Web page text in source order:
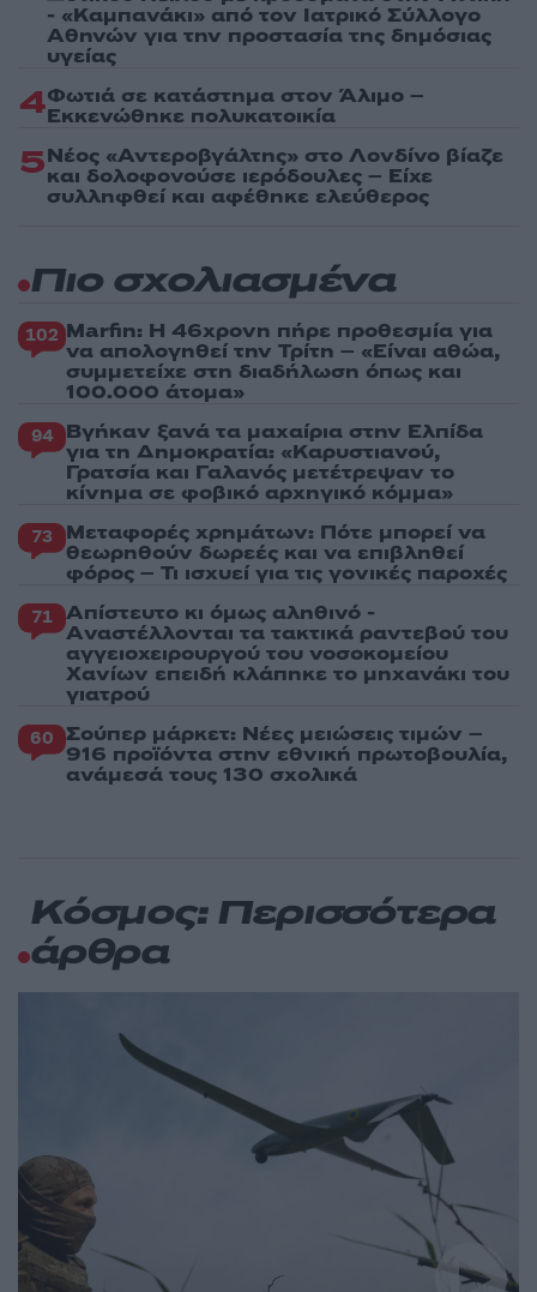
- «Καμπανάκι» από τον Ιατρικό Σύλλογο
Αθηνών για την προστασία της δημόσιας
υγείας
4Φωτιά σε κατάστημα στον Άλιμο –
Εκκενώθηκε πολυκατοικία
5Νέος «Αντεροβγάλτης» στο Λονδίνο βίαζε
και δολοφονούσε ιερόδουλες – Είχε
συλληφθεί και αφέθηκε ελεύθερος
Πιο σχολιασμένα
102 Marfin: Η 46χρονη πήρε προθεσμία για
να απολογηθεί την Τρίτη – «Είναι αθώα,
συμμετείχε στη διαδήλωση όπως και
100.000 άτομα»
94 Βγήκαν ξανά τα μαχαίρια στην Ελπίδα
για τη Δημοκρατία: «Καρυστιανού,
Γρατσία και Γαλανός μετέτρεψαν το
κίνημα σε φοβικό αρχηγικό κόμμα»
73 Μεταφορές χρημάτων: Πότε μπορεί να
θεωρηθούν δωρεές και να επιβληθεί
φόρος – Τι ισχυεί για τις γονικές παροχές
71 Απίστευτο κι όμως αληθινό -
Aναστέλλονται τα τακτικά ραντεβού του
αγγειοχειρουργού του νοσοκομείου
Χανίων επειδή κλάπηκε το μηχανάκι του
γιατρού
60 Σούπερ μάρκετ: Νέες μειώσεις τιμών –
916 προϊόντα στην εθνική πρωτοβουλία,
ανάμεσά τους 130 σχολικά
Κόσμος: Περισσότερα
άρθρα